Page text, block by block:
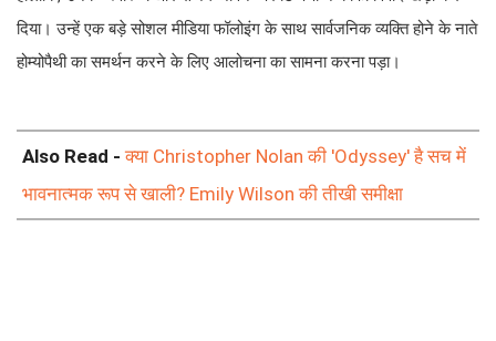
दिया। उन्हें एक बड़े सोशल मीडिया फॉलोइंग के साथ सार्वजनिक व्यक्ति होने के नाते
होम्योपैथी का समर्थन करने के लिए आलोचना का सामना करना पड़ा।
Also Read -क्या Christopher Nolan की 'Odyssey' है सच में
भावनात्मक रूप से खाली? Emily Wilson की तीखी समीक्षा